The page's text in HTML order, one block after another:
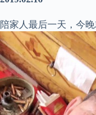
陪家人最后一天，今